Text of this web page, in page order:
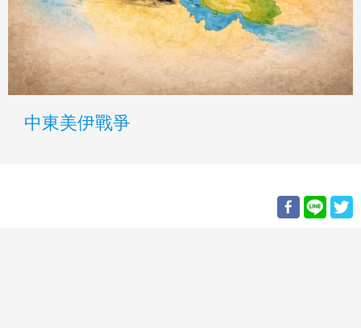
中東美伊戰爭